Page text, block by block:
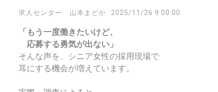
求人センター 山本まどか 2025/11/26 9:00:00
「もう一度働きたいけど、
応募する勇気が出ない」
そんな声を、シニア女性の採用現場で
耳にする機会が増えています。